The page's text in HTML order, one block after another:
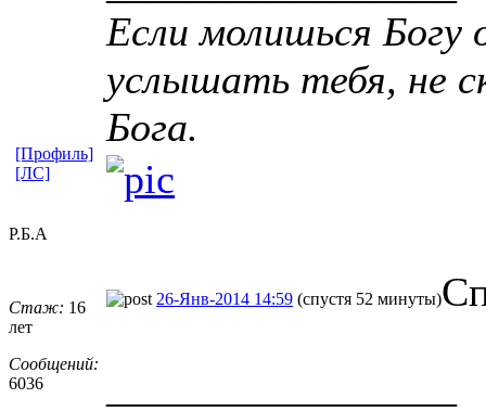
Если молишься Богу
услышать тебя, не
Бога.
[Профиль]
[ЛС]
Р.Б.А
Стаж: 16
лет
Сообщений:
6036
26-Янв-2014 14:59 (спустя 52 минуты)